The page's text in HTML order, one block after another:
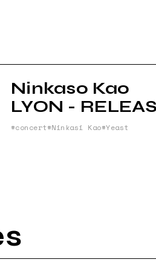
Ninkaso Kao
LYON -
concert Ninkasi Kao Yeast